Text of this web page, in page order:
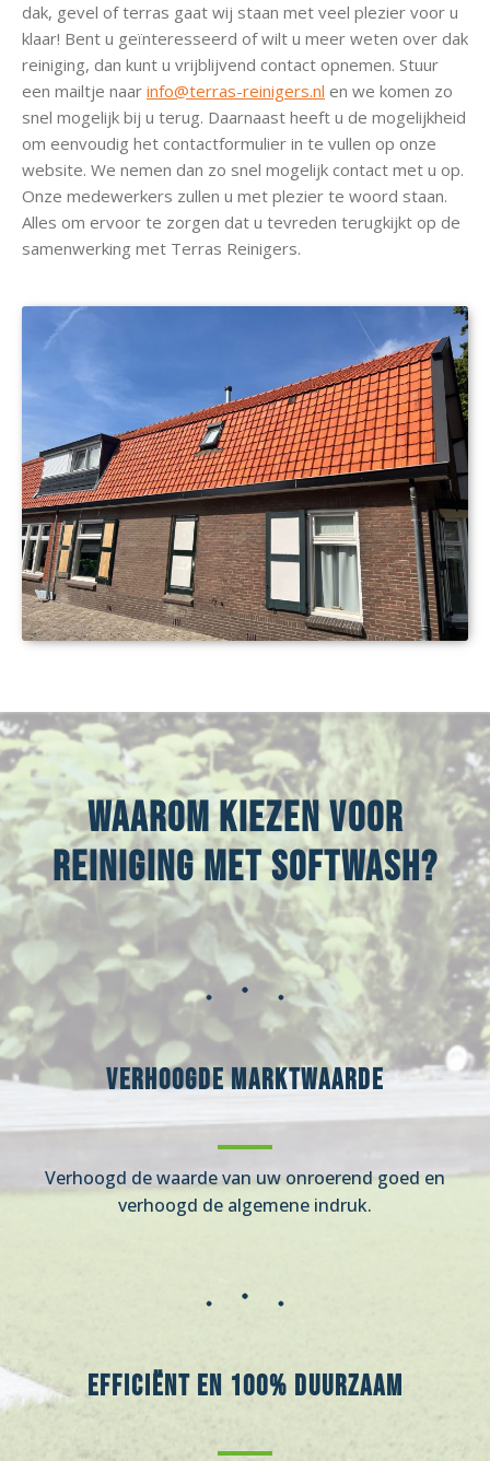
dak, gevel of terras gaat wij staan met veel plezier voor u
klaar! Bent u geïnteresseerd of wilt u meer weten over dak
reiniging, dan kunt u vrijblijvend contact opnemen. Stuur
een mailtje naar info@terras-reinigers.nl en we komen zo
snel mogelijk bij u terug. Daarnaast heeft u de mogelijkheid
om eenvoudig het contactformulier in te vullen op onze
website. We nemen dan zo snel mogelijk contact met u op.
Onze medewerkers zullen u met plezier te woord staan.
Alles om ervoor te zorgen dat u tevreden terugkijkt op de
samenwerking met Terras Reinigers.
Waarom kiezen voor
reiniging met Softwash?
Verhoogde marktwaarde
Verhoogd de waarde van uw onroerend goed en
verhoogd de algemene indruk.
Efficiënt en 100% duurzaam